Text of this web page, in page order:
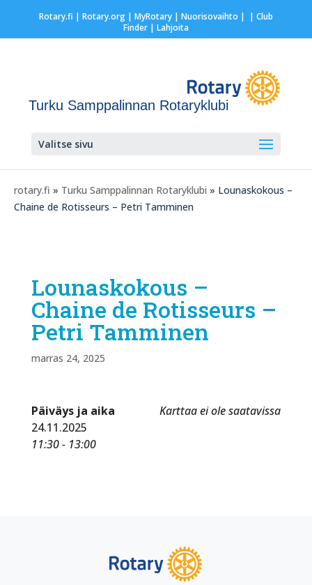
Rotary.fi | Rotary.org| MyRotary | Nuorisovaihto | | Club
Finder| Lahjoita
Turku Samppalinnan Rotaryklubi
Valitse sivu
rotary.fi » Turku Samppalinnan Rotaryklubi » Lounaskokous –
Chaine de Rotisseurs – Petri Tamminen
Lounaskokous –
Chaine de Rotisseurs –
Petri Tamminen
marras 24, 2025
Karttaa ei ole saatavissa
Päiväys ja aika
24.11.2025
11:30 - 13:00